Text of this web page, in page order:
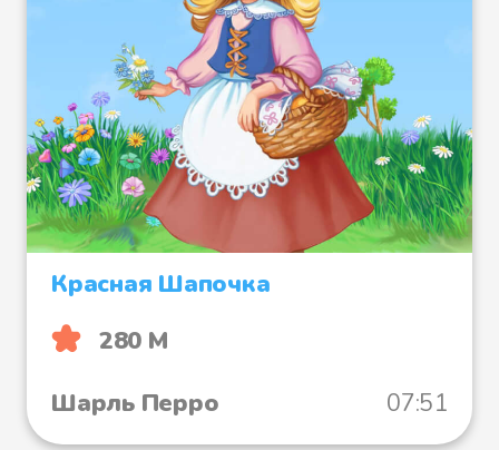
Красная Шапочка
280 М
Шарль Перро
07:51